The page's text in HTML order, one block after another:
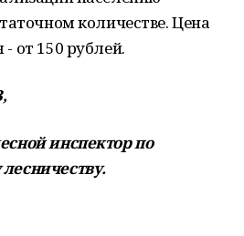
количестве. Цена
от 150 рублей.
инспектор по